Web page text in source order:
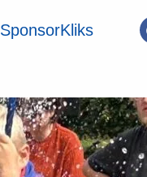
SponsorKliks